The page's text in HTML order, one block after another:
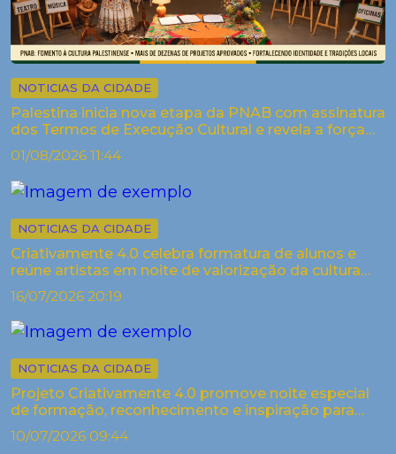
NOTICIAS DA CIDADE
Palestina inicia nova etapa da PNAB com assinatura
dos Termos de Execução Cultural e revela a força
criativa dos arti...
01/08/2026 11:44
NOTICIAS DA CIDADE
Criativamente 4.0 celebra formatura de alunos e
reúne artistas em noite de valorização da cultura
em Palestina
16/07/2026 20:19
NOTICIAS DA CIDADE
Projeto Criativamente 4.0 promove noite especial
de formação, reconhecimento e inspiração para
artistas de Palestina
10/07/2026 09:44